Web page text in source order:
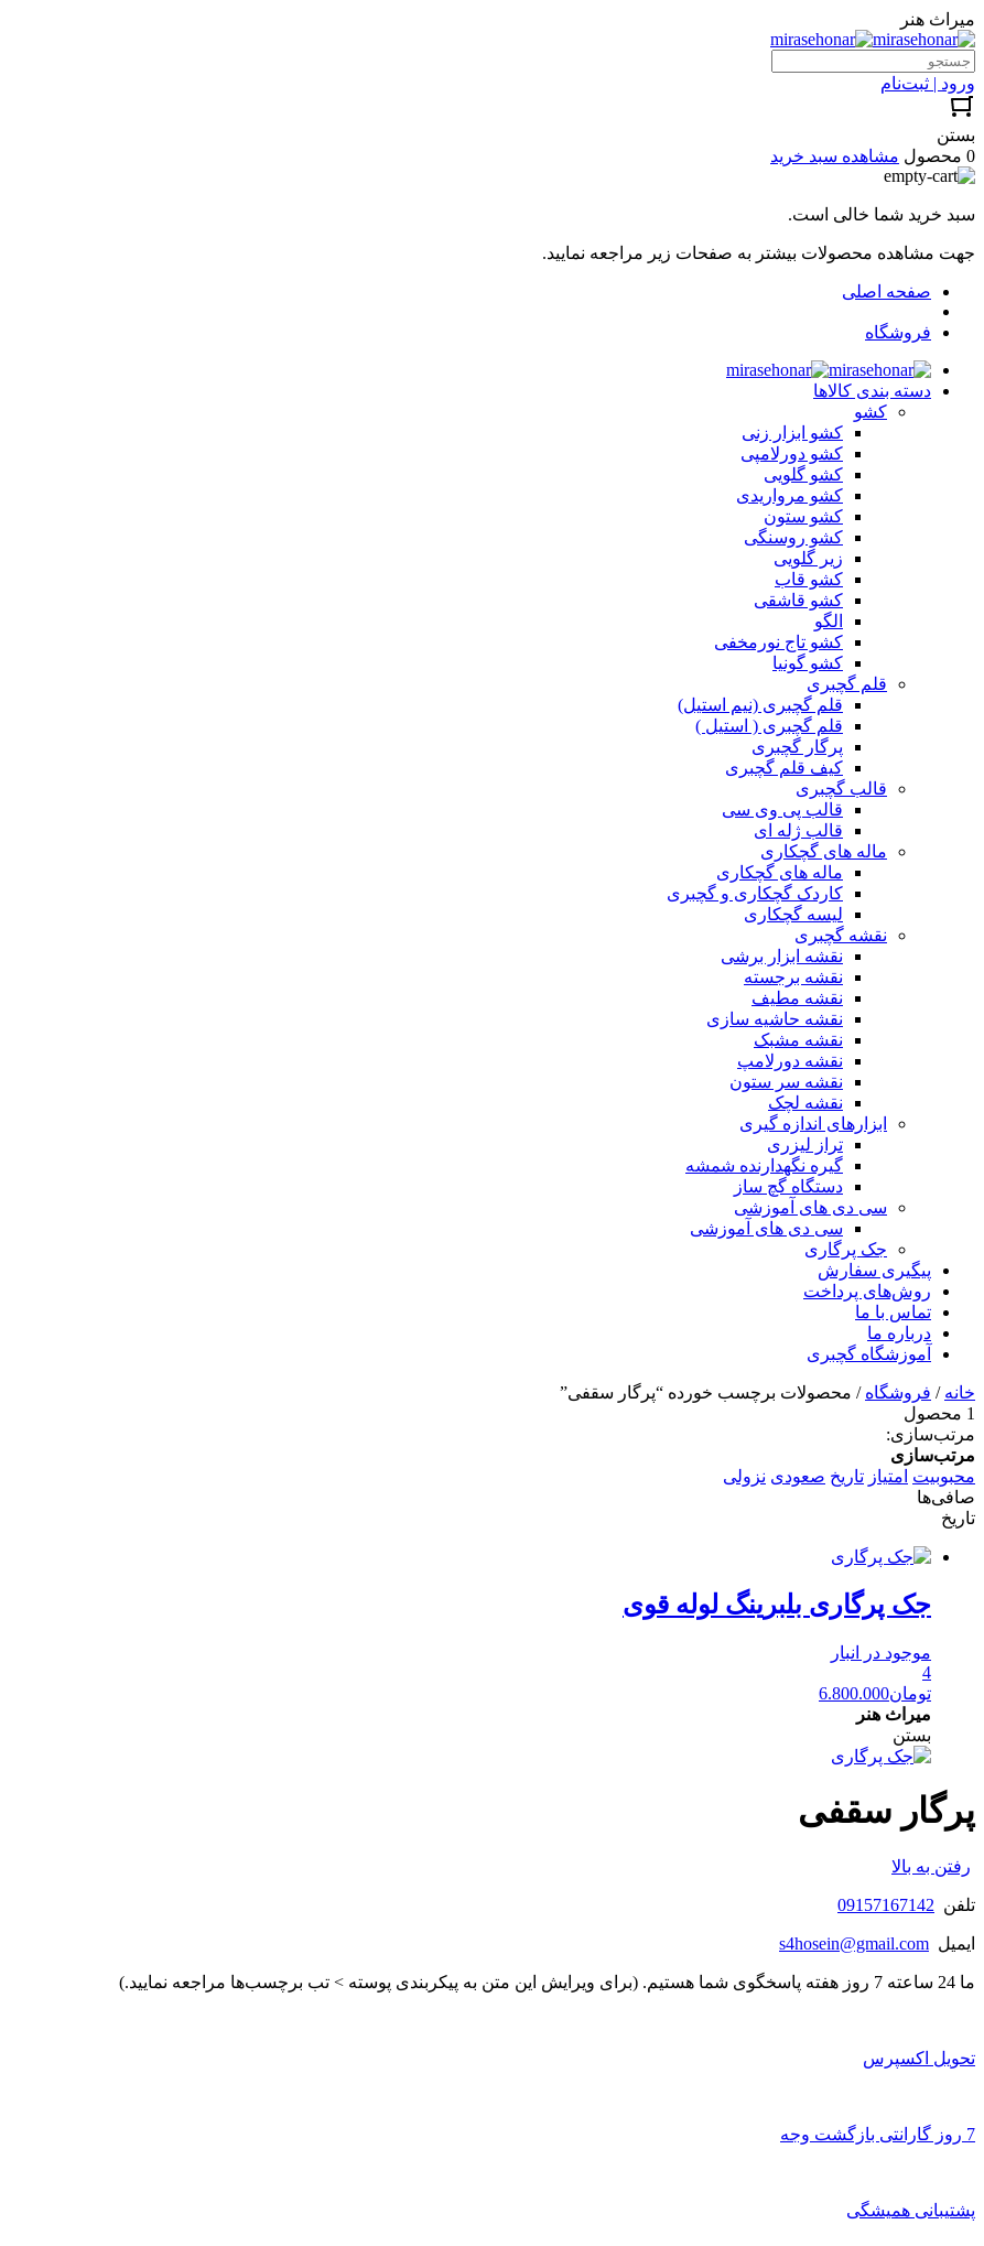
میراث هنر
ورود | ثبت‌نام
بستن
0 محصول
مشاهده سبد خرید
سبد خرید شما خالی است.
جهت مشاهده محصولات بیشتر به صفحات زیر مراجعه نمایید.
صفحه اصلی
فروشگاه
دسته بندی کالاها
کشو
کشو ابزار زنی
کشو دورلامپی
کشو گلویی
کشو مرواریدی
کشو ستون
کشو روسنگی
زیر گلویی
کشو قاب
کشو قاشقی
الگو
کشو تاج نورمخفی
کشو گونیا
قلم گچبری
قلم گچبری (نیم استیل)
قلم گچبری ( استیل )
پرگار گچبری
کیف قلم گچبری
قالب گچبری
قالب پی وی سی
قالب ژله ای
ماله های گچکاری
ماله های گچکاری
کاردک گچکاری و گچبری
لیسه گچکاری
نقشه گچبری
نقشه ابزار برشی
نقشه برجسته
نقشه مطیف
نقشه حاشیه سازی
نقشه مشبک
نقشه دورلامپ
نقشه سر ستون
نقشه لچک
ابزارهای اندازه گیری
تراز لیزری
گیره نگهدارنده شمشه
دستگاه گچ ساز
سی دی های آموزشی
سی دی های آموزشی
جک پرگاری
پیگیری سفارش
روش‌های پرداخت
تماس با ما
درباره ما
آموزشگاه گچبری
خانه / فروشگاه / محصولات برچسب خورده “پرگار سقفی”
1 محصول
مرتب‌سازی:
مرتب‌سازی
محبوبیت امتیاز تاریخ صعودی نزولی
صافی‌ها
تاریخ
جک پرگاری بلبرینگ لوله قوی
موجود در انبار
4
تومان6.800.000
میراث هنر
بستن
پرگار سقفی
رفتن به بالا
تلفن 09157167142
ایمیل s4hosein@gmail.com
ما 24 ساعته 7 روز هفته پاسخگوی شما هستیم. (برای ویرایش این متن به پیکربندی پوسته > تب برچسب‌ها مراجعه نمایید.)
تحویل اکسپرس
7 روز گارانتی بازگشت وجه
پشتیبانی همیشگی